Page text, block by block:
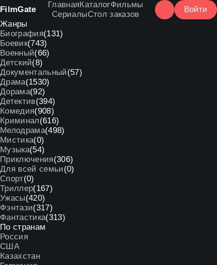
FilmGate
ГлавнаяКаталогФильмы
СериалыСтол заказов
Войти
Жанры
Биография(131)
Боевик(743)
Военный(66)
Детский(8)
Документальный(57)
Драма(1530)
Дорама(92)
Детектив(394)
Комедия(908)
Криминал(616)
Мелодрама(498)
Мистика(0)
Музыка(54)
Приключения(306)
Для всей семьи(0)
Спорт(0)
Триллер(167)
Ужасы(420)
Фэнтази(317)
Фантастика(313)
По странам
Россия
США
Казахстан